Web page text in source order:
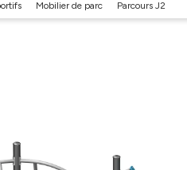
Mobilier de parc Parcours J2